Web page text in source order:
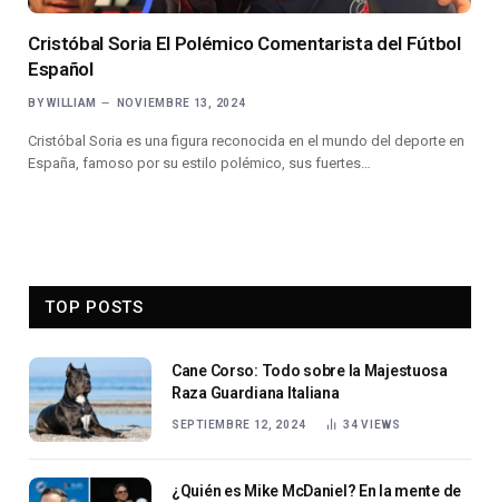
Cristóbal Soria El Polémico Comentarista del Fútbol
Español
BY WILLIAM NOVIEMBRE 13, 2024
Cristóbal Soria es una figura reconocida en el mundo del deporte en
España, famoso por su estilo polémico, sus fuertes…
TOP POSTS
Cane Corso: Todo sobre la Majestuosa
Raza Guardiana Italiana
SEPTIEMBRE 12, 2024 34VIEWS
¿Quién es Mike McDaniel? En la mente de